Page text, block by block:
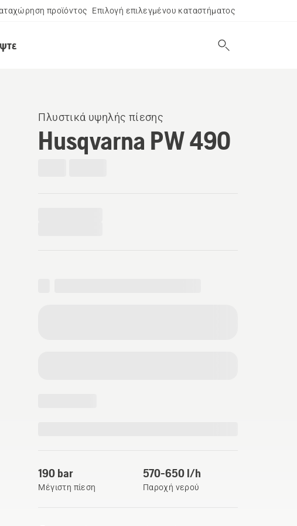
προϊόντος Επιλογή επιλεγμένου καταστήματος
Πλυστικά υψηλής πίεσης
Husqvarna PW 490
190 bar
Μέγιστη πίεση
570-650 l/h
Παροχή νερού